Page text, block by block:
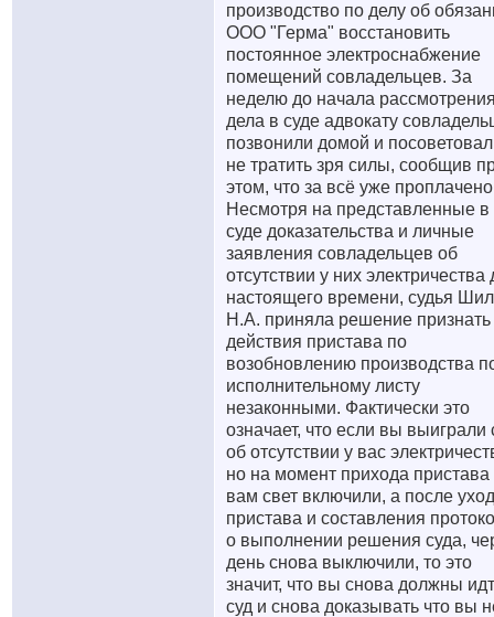
производство по делу об
ООО "Герма" восстановить
постоянное электроснабжение
помещений совладельцев. За
неделю до начала
дела в суде адвокату
позвонили домой и
не тратить зря силы, сообщив
этом, что за всё уже
Несмотря на представленные в
суде доказательства и личные
заявления совладельцев об
отсутствии у них электричества
настоящего времени, судья
Н.А. приняла решение признать
действия пристава по
возобновлению производства
исполнительному листу
незаконными. Фактически это
означает, что если вы выиграли
об отсутствии у вас
но на момент прихода пристава
вам свет включили, а после
пристава и составления
о выполнении решения суда,
день снова выключили, то это
значит, что вы снова должны
суд и снова доказывать что вы